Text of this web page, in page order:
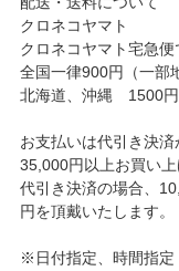
クロネコヤマト
クロネコヤマト宅急便
全国一律900円（一部
北海道、沖縄 1500円
お支払いは代引き決済
35,000円以上お買い上
代引き決済の場合、
円を頂戴いたします。
※日付指定、時間指定